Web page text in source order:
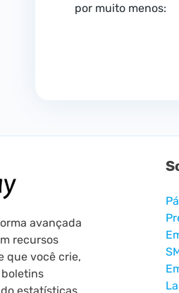
por muito menos:
avançada
recursos
que você crie,